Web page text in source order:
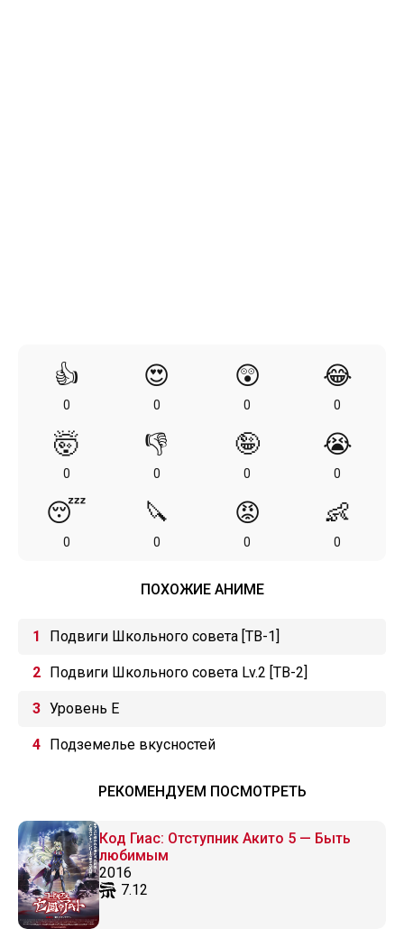
👍
0
😍
0
😲
0
😂
0
🤯
0
👎
0
🤪
0
😭
0
😴
0
🔪
0
😡
0
👶
0
ПОХОЖИЕ АНИМЕ
Подвиги Школьного совета [ТВ-1]
Подвиги Школьного совета Lv.2 [ТВ-2]
Уровень Е
Подземелье вкусностей
РЕКОМЕНДУЕМ ПОСМОТРЕТЬ
Код Гиас: Отступник Акито 5 — Быть
любимым
2016
7.12